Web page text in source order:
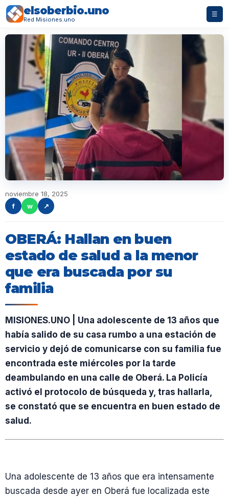
elsoberbio.uno
Red Misiones.uno
☰
noviembre 18, 2025
f
w ↗
OBERÁ: Hallan en buen
estado de salud a la menor
que era buscada por su
familia
MISIONES.UNO | Una adolescente de 13 años que
había salido de su casa rumbo a una estación de
servicio y dejó de comunicarse con su familia fue
encontrada este miércoles por la tarde
deambulando en una calle de Oberá. La Policía
activó el protocolo de búsqueda y, tras hallarla,
se constató que se encuentra en buen estado de
salud.
Una adolescente de 13 años que era intensamente
buscada desde ayer en Oberá fue localizada este